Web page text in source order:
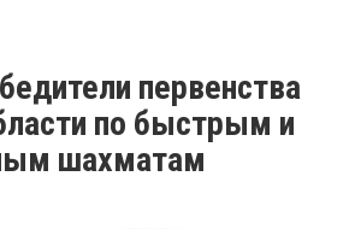
первенства
по быстрым и
шахматам